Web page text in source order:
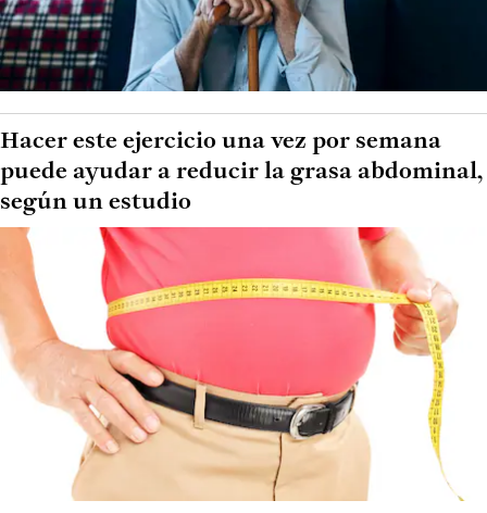
Hacer este ejercicio una vez por semana
puede ayudar a reducir la grasa abdominal,
según un estudio